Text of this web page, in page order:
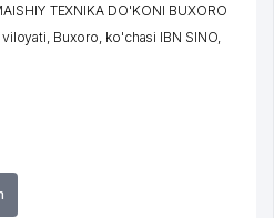
TEXNIKA DO'KONI BUXORO
, Buxoro, ko'chasi IBN SINO,